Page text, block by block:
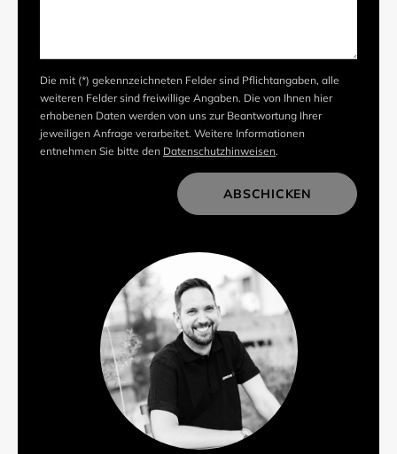
Die mit (*) gekennzeichneten Felder sind Pflichtangaben, alle
weiteren Felder sind freiwillige Angaben. Die von Ihnen hier
erhobenen Daten werden von uns zur Beantwortung Ihrer
jeweiligen Anfrage verarbeitet. Weitere Informationen
entnehmen Sie bitte den Datenschutzhinweisen.
ABSCHICKEN